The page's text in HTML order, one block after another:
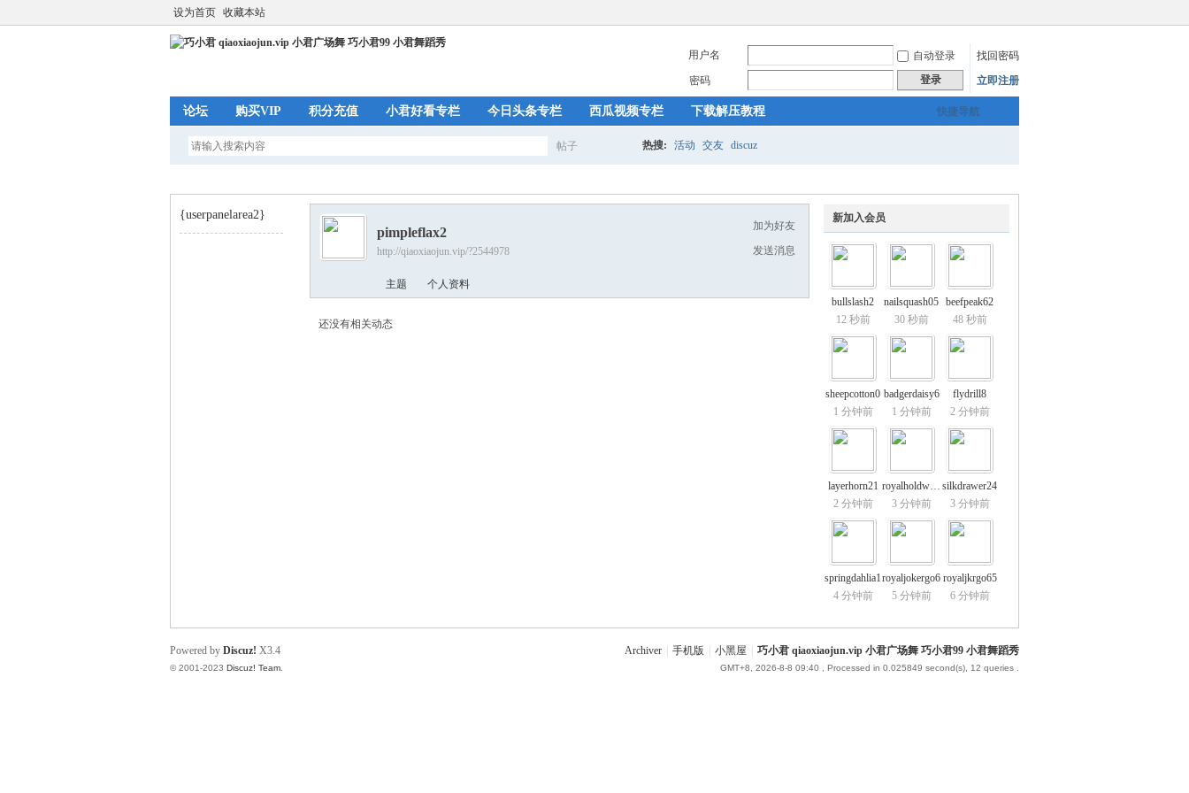
设为首页 收藏本站
用户名 自动登录
找回密码
密码
登录 立即注册
快捷导航
论坛 购买VIP 积分充值 小君好看专栏 今日头条专栏 西瓜视频专栏 下载解压教程
帖子 热搜: 活动 交友 discuz
{userpanelarea2} 新加入会员
bullslash2
12 秒前
nailsquash05
30 秒前
beefpeak62
48 秒前
sheepcotton0
1 分钟前
badgerdaisy6
1 分钟前
flydrill8
2 分钟前
layerhorn21
2 分钟前
royalholdwin4
3 分钟前
silkdrawer24
3 分钟前
springdahlia1
4 分钟前
royaljokergo6
5 分钟前
royaljkrgo65
6 分钟前
加为好友
发送消息
pimpleflax2
http://qiaoxiaojun.vip/?2544978
主题 个人资料
还没有相关动态
Archiver 手机版 小黑屋 巧小君 qiaoxiaojun.vip 小君广场舞 巧小君99 小君舞蹈秀
GMT+8, 2026-8-8 09:40 , Processed in 0.025849 second(s), 12 queries .
Powered by Discuz! X3.4
© 2001-2023 Discuz! Team